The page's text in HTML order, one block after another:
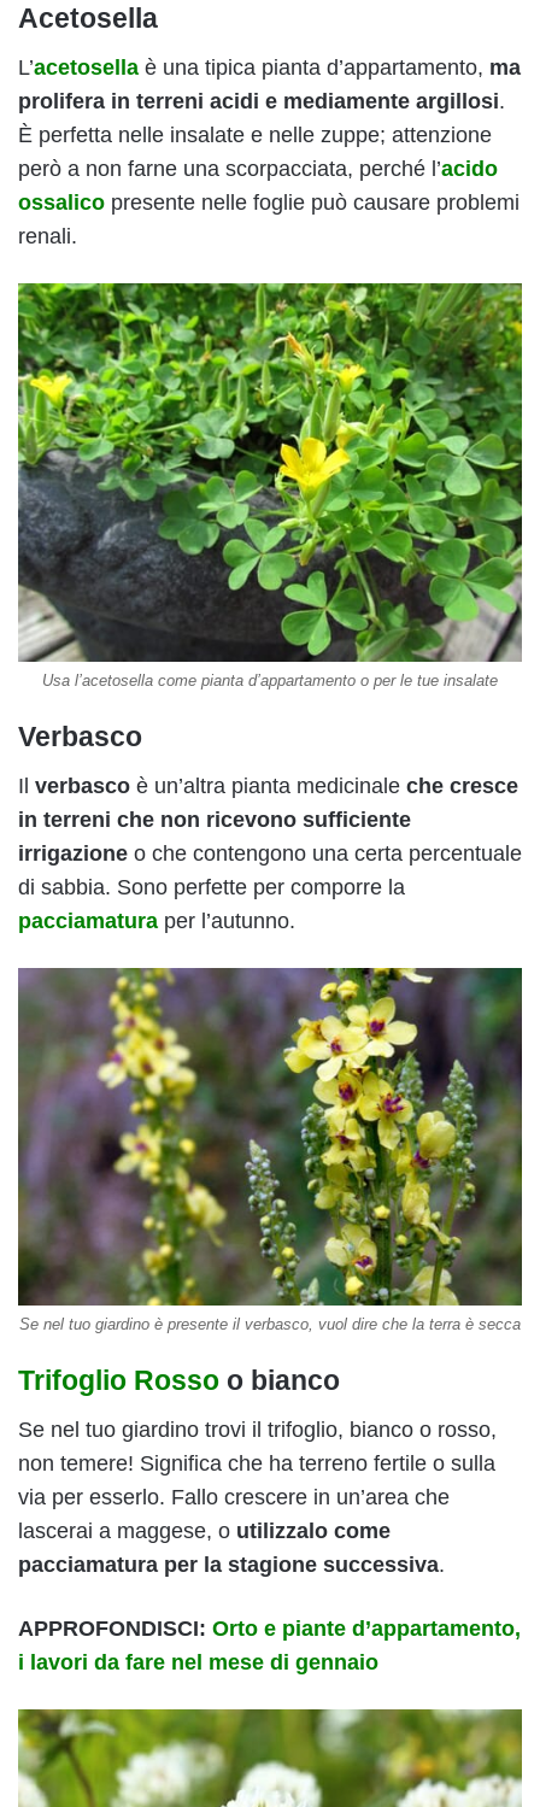
Acetosella
L’acetosella è una tipica pianta d’appartamento, ma
prolifera in terreni acidi e mediamente argillosi.
È perfetta nelle insalate e nelle zuppe; attenzione
però a non farne una scorpacciata, perché l’acido
ossalico presente nelle foglie può causare problemi
renali.
Usa l’acetosella come pianta d’appartamento o per le tue insalate
Verbasco
Il verbasco è un’altra pianta medicinale che cresce
in terreni che non ricevono sufficiente
irrigazione o che contengono una certa percentuale
di sabbia. Sono perfette per comporre la
pacciamatura per l’autunno.
Se nel tuo giardino è presente il verbasco, vuol dire che la terra è secca
Trifoglio Rosso o bianco
Se nel tuo giardino trovi il trifoglio, bianco o rosso,
non temere! Significa che ha terreno fertile o sulla
via per esserlo. Fallo crescere in un’area che
lascerai a maggese, o utilizzalo come
pacciamatura per la stagione successiva.
APPROFONDISCI: Orto e piante d’appartamento,
i lavori da fare nel mese di gennaio